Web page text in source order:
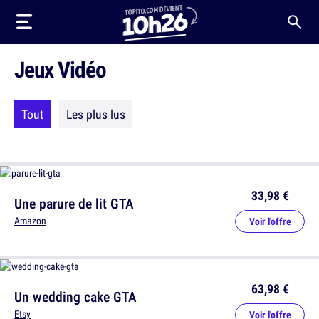
Jeux Vidéo
Tout Les plus lus
Une parure de lit GTA
Amazon
33,98 €
Voir l'offre
Un wedding cake GTA
Etsy
63,98 €
Voir l'offre